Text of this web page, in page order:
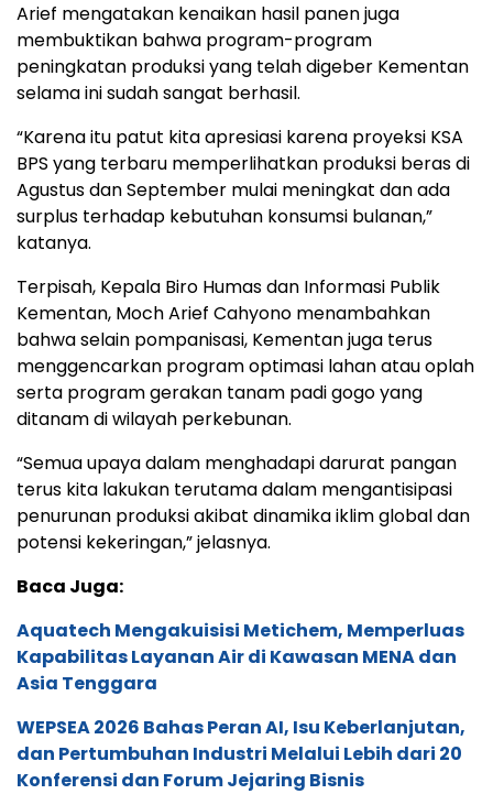
Arief mengatakan kenaikan hasil panen juga
membuktikan bahwa program-program
peningkatan produksi yang telah digeber Kementan
selama ini sudah sangat berhasil.
“Karena itu patut kita apresiasi karena proyeksi KSA
BPS yang terbaru memperlihatkan produksi beras di
Agustus dan September mulai meningkat dan ada
surplus terhadap kebutuhan konsumsi bulanan,”
katanya.
Terpisah, Kepala Biro Humas dan Informasi Publik
Kementan, Moch Arief Cahyono menambahkan
bahwa selain pompanisasi, Kementan juga terus
menggencarkan program optimasi lahan atau oplah
serta program gerakan tanam padi gogo yang
ditanam di wilayah perkebunan.
“Semua upaya dalam menghadapi darurat pangan
terus kita lakukan terutama dalam mengantisipasi
penurunan produksi akibat dinamika iklim global dan
potensi kekeringan,” jelasnya.
Baca Juga:
Aquatech Mengakuisisi Metichem, Memperluas
Kapabilitas Layanan Air di Kawasan MENA dan
Asia Tenggara
WEPSEA 2026 Bahas Peran AI, Isu Keberlanjutan,
dan Pertumbuhan Industri Melalui Lebih dari 20
Konferensi dan Forum Jejaring Bisnis